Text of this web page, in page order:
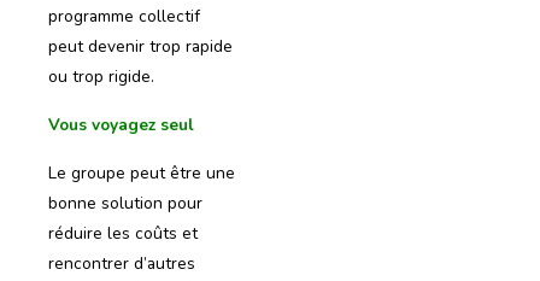
programme collectif
peut devenir trop rapide
ou trop rigide.
Vous voyagez seul
Le groupe peut être une
bonne solution pour
réduire les coûts et
rencontrer d’autres